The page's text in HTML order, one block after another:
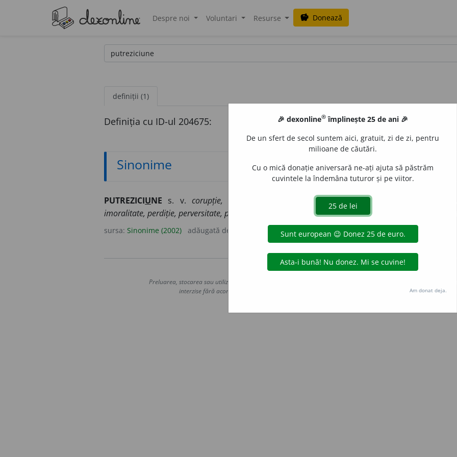
Despre noi Voluntari Resurse savings Donează
definiții (1)
Definiția cu ID-ul 204675:
Sinonime
PUTREZICIUNE s. v. corupție, decadentă, decădere, depravare, descompunere,
imoralitate, perdiție, perversitate, perversiune, pervertire, pierzanie, pierzare, putrefacție, putrezire,
sursa: Sinonime (2002) adăugată de acțiuni
Copyright © 2004-2026 dexonline (https://dexonline.ro)
Preluarea, stocarea sau utilizarea datelor de pe acest site, inclusiv prin orice metode de extragere automată
interzise fără acordul nostru prealabil scris, cu excepția seturilor de date oferite oficial spre utilizare
🎉 dexonline® împlinește 25 de ani 🎉
De un sfert de secol suntem aici, gratuit, zi de zi, pentru
milioane de căutări.
Cu o mică donație aniversară ne-ați ajuta să păstrăm
cuvintele la îndemâna tuturor și pe viitor.
Am donat deja.